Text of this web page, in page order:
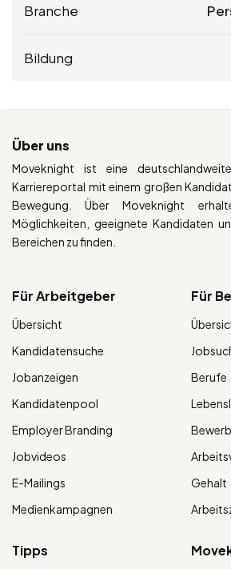
Branche
Bildung
Über uns
Moveknight ist eine
Karriereportal mit einem großen
Bewegung. Über Moveknight
Möglichkeiten, geeignete Kandidaten
Bereichen zu finden.
Für Arbeitgeber
Übersicht
Kandidatensuche
Jobanzeigen
Kandidatenpool
Employer Branding
Jobvideos
E-Mailings
Medienkampagnen
Für
Berufe
Gehalt
Tipps